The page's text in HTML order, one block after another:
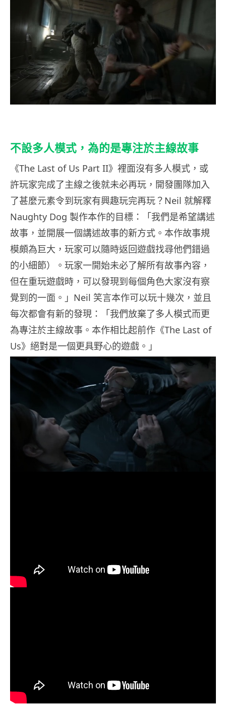
不設多人模式，為的是專注於主線故事
《The Last of Us Part II》裡面沒有多人模式，或
許玩家完成了主線之後就未必再玩，開發團隊加入
了甚麼元素令到玩家有興趣玩完再玩？Neil 就解釋
Naughty Dog 製作本作的目標：「我們是希望講述
故事，並開展一個講述故事的新方式。本作故事規
模頗為巨大，玩家可以隨時返回遊戲找尋他們錯過
的小細節）。玩家一開始未必了解所有故事內容，
但在重玩遊戲時，可以發現到每個角色大家沒有察
覺到的一面。」Neil 笑言本作可以玩十幾次，並且
每次都會有新的發現：「我們放棄了多人模式而更
為專注於主線故事。本作相比起前作《The Last of
Us》絕對是一個更具野心的遊戲。」